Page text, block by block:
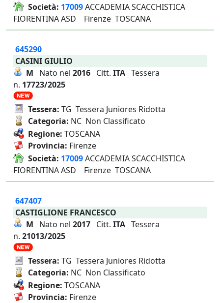
Società: 17009ACCADEMIA SCACCHISTICA
FIORENTINA ASD Firenze TOSCANA
645290
CASINI GIULIO
M Nato nel 2016 Citt. ITA Tessera
n. 17723/2025
Tessera: TG Tessera Juniores Ridotta
Categoria: NC Non Classificato
Regione: TOSCANA
Provincia: Firenze
Società: 17009ACCADEMIA SCACCHISTICA
FIORENTINA ASD Firenze TOSCANA
647407
CASTIGLIONE FRANCESCO
M Nato nel 2017 Citt. ITA Tessera
n. 21013/2025
Tessera: TG Tessera Juniores Ridotta
Categoria: NC Non Classificato
Regione: TOSCANA
Provincia: Firenze